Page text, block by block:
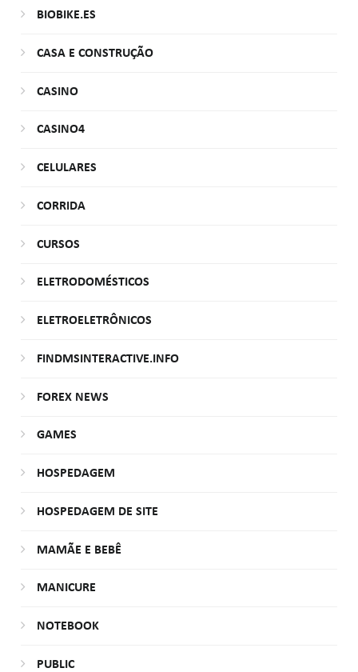
BIOBIKE.ES
CASA E CONSTRUÇÃO
CASINO
CASINO4
CELULARES
CORRIDA
CURSOS
ELETRODOMÉSTICOS
ELETROELETRÔNICOS
FINDMSINTERACTIVE.INFO
FOREX NEWS
GAMES
HOSPEDAGEM
HOSPEDAGEM DE SITE
MAMÃE E BEBÊ
MANICURE
NOTEBOOK
PUBLIC